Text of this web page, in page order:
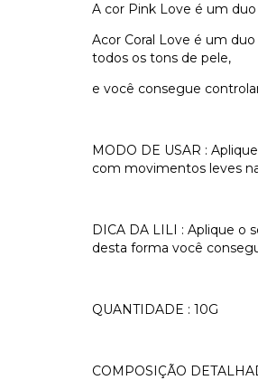
A cor Pink Love é um
Acor Coral Love é um
todos os tons de pele,
e você consegue
MODO DE USAR :
com movimentos leves
DICA DA LILI : Aplique o
desta forma você
QUANTIDADE : 10G
COMPOSIÇÃO